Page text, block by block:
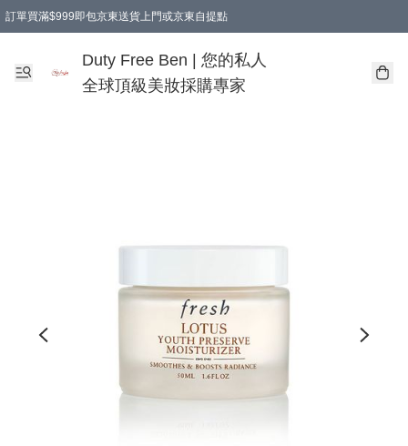
訂單買滿$999即包京東送貨上門或京東自提點
Duty Free Ben | 您的私人
全球頂級美妝採購專家